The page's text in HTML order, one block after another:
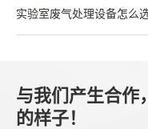
实验室废气处理设备怎么
与我们产生合作
的样子！